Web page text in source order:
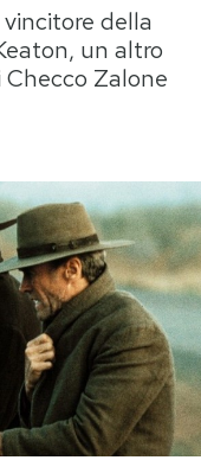
Idee
calcio 2026
della
un altro
Zalone